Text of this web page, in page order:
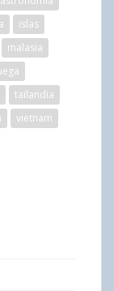
islas
malasia
tailandia
vietnam